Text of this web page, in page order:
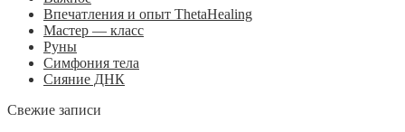
Впечатления и опыт ThetaHealing
Мастер — класс
Руны
Симфония тела
Сияние ДНК
Свежие записи